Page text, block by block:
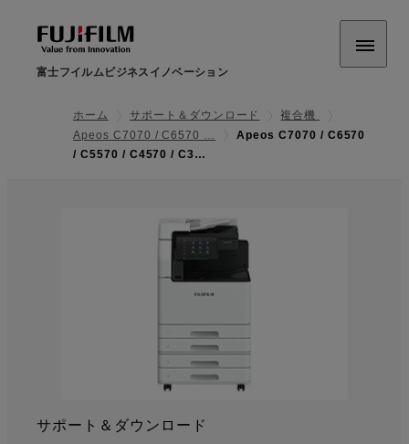
富士フイルムビジネスイノベーション
ホーム サポート＆ダウンロード
複合機
Apeos C7070 / C6570 …
Apeos C7070 / C6570
/ C5570 / C4570 / C3…
サポート＆ダウンロード